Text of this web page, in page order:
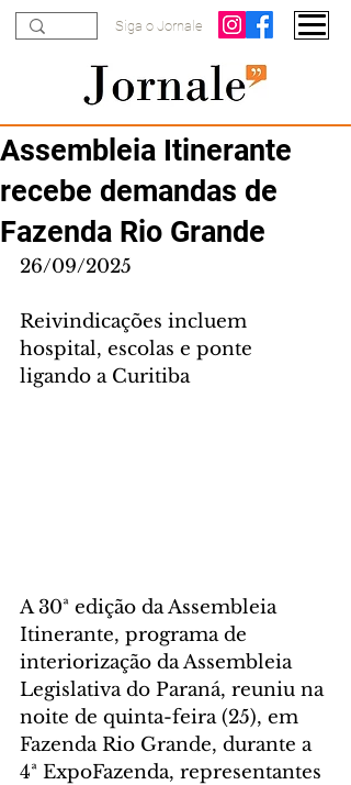
Siga o Jornale
Assembleia Itinerante
recebe demandas de
Fazenda Rio Grande
26/09/2025
Reivindicações incluem
hospital, escolas e ponte
ligando a Curitiba
A 30ª edição da Assembleia
Itinerante, programa de
interiorização da Assembleia
Legislativa do Paraná, reuniu na
noite de quinta-feira (25), em
Fazenda Rio Grande, durante a
4ª ExpoFazenda, representantes